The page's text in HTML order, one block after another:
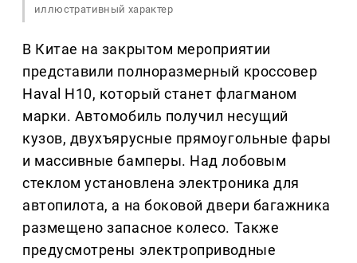
иллюстративный характер
В Китае на закрытом мероприятии
представили полноразмерный кроссовер
Haval H10, который станет флагманом
марки. Автомобиль получил несущий
кузов, двухъярусные прямоугольные фары
и массивные бамперы. Над лобовым
стеклом установлена электроника для
автопилота, а на боковой двери багажника
размещено запасное колесо. Также
предусмотрены электроприводные